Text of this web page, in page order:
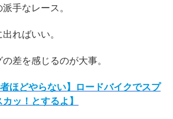
手なレース。
ればいい。
差を感じるのが大事。
者ほどやらない】ロードバイクでスプ
ッ！とするよ】